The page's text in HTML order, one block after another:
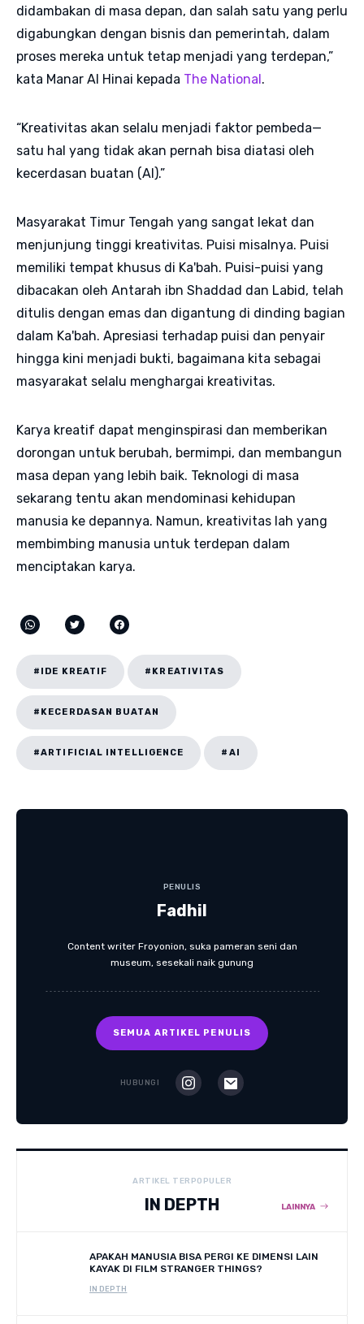
didambakan di masa depan, dan salah satu yang perlu
digabungkan dengan bisnis dan pemerintah, dalam
proses mereka untuk tetap menjadi yang terdepan,”
kata Manar Al Hinai kepada The National.
“Kreativitas akan selalu menjadi faktor pembeda—
satu hal yang tidak akan pernah bisa diatasi oleh
kecerdasan buatan (AI).”
Masyarakat Timur Tengah yang sangat lekat dan
menjunjung tinggi kreativitas. Puisi misalnya. Puisi
memiliki tempat khusus di Ka'bah. Puisi-puisi yang
dibacakan oleh Antarah ibn Shaddad dan Labid, telah
ditulis dengan emas dan digantung di dinding bagian
dalam Ka'bah. Apresiasi terhadap puisi dan penyair
hingga kini menjadi bukti, bagaimana kita sebagai
masyarakat selalu menghargai kreativitas.
Karya kreatif dapat menginspirasi dan memberikan
dorongan untuk berubah, bermimpi, dan membangun
masa depan yang lebih baik. Teknologi di masa
sekarang tentu akan mendominasi kehidupan
manusia ke depannya. Namun, kreativitas lah yang
membimbing manusia untuk terdepan dalam
menciptakan karya.
#IDE KREATIF #KREATIVITAS
#KECERDASAN BUATAN
#ARTIFICIAL INTELLIGENCE #AI
PENULIS
Fadhil
Content writer Froyonion, suka pameran seni dan
museum, sesekali naik gunung
SEMUA ARTIKEL PENULIS
HUBUNGI
ARTIKEL TERPOPULER
IN DEPTH LAINNYA
APAKAH MANUSIA BISA PERGI KE DIMENSI LAIN
KAYAK DI FILM STRANGER THINGS?
IN DEPTH